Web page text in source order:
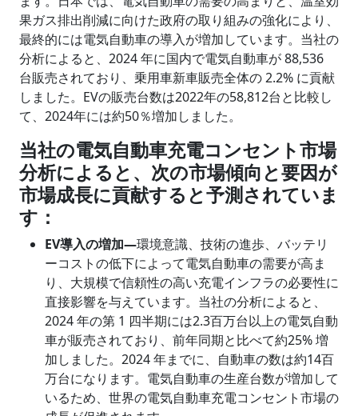
果ガス排出削減に向けた政府の取り組みの強化により、
最終的には電気自動車の導入が増加しています。当社の
分析によると、2024 年に国内で電気自動車が 88,536
台販売されており、乗用車新車販売全体の 2.2% に貢献
しました。EVの販売台数は2022年の58,812台と比較し
て、2024年には約50％増加しました。
当社の電気自動車充電コンセント市場
分析によると、次の市場傾向と要因が
市場成長に貢献すると予測されていま
す：
EV導入の増加―環境意識、技術の進歩、バッテリ
ーコストの低下によって電気自動車の需要が高ま
り、大規模で信頼性の高い充電インフラの必要性に
直接影響を与えています。当社の分析によると、
2024 年の第 1 四半期には2.3百万台以上の電気自動
車が販売されており、前年同期と比べて約25% 増
加しました。2024 年までに、自動車の数は約14百
万台になります。電気自動車の生産台数が増加して
いるため、世界の電気自動車充電コンセント市場の